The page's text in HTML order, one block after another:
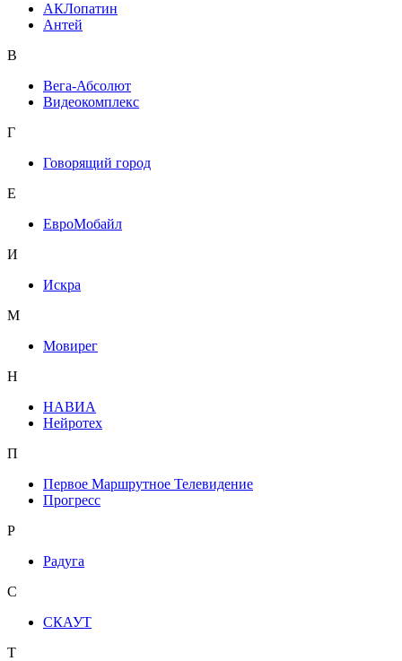
АКЛопатин
Антей
В
Вега-Абсолют
Видеокомплекс
Г
Говорящий город
Е
ЕвроМобайл
И
Искра
М
Мовирег
Н
НАВИА
Нейротех
П
Первое Маршрутное Телевидение
Прогресс
Р
Радуга
С
СКАУТ
Т